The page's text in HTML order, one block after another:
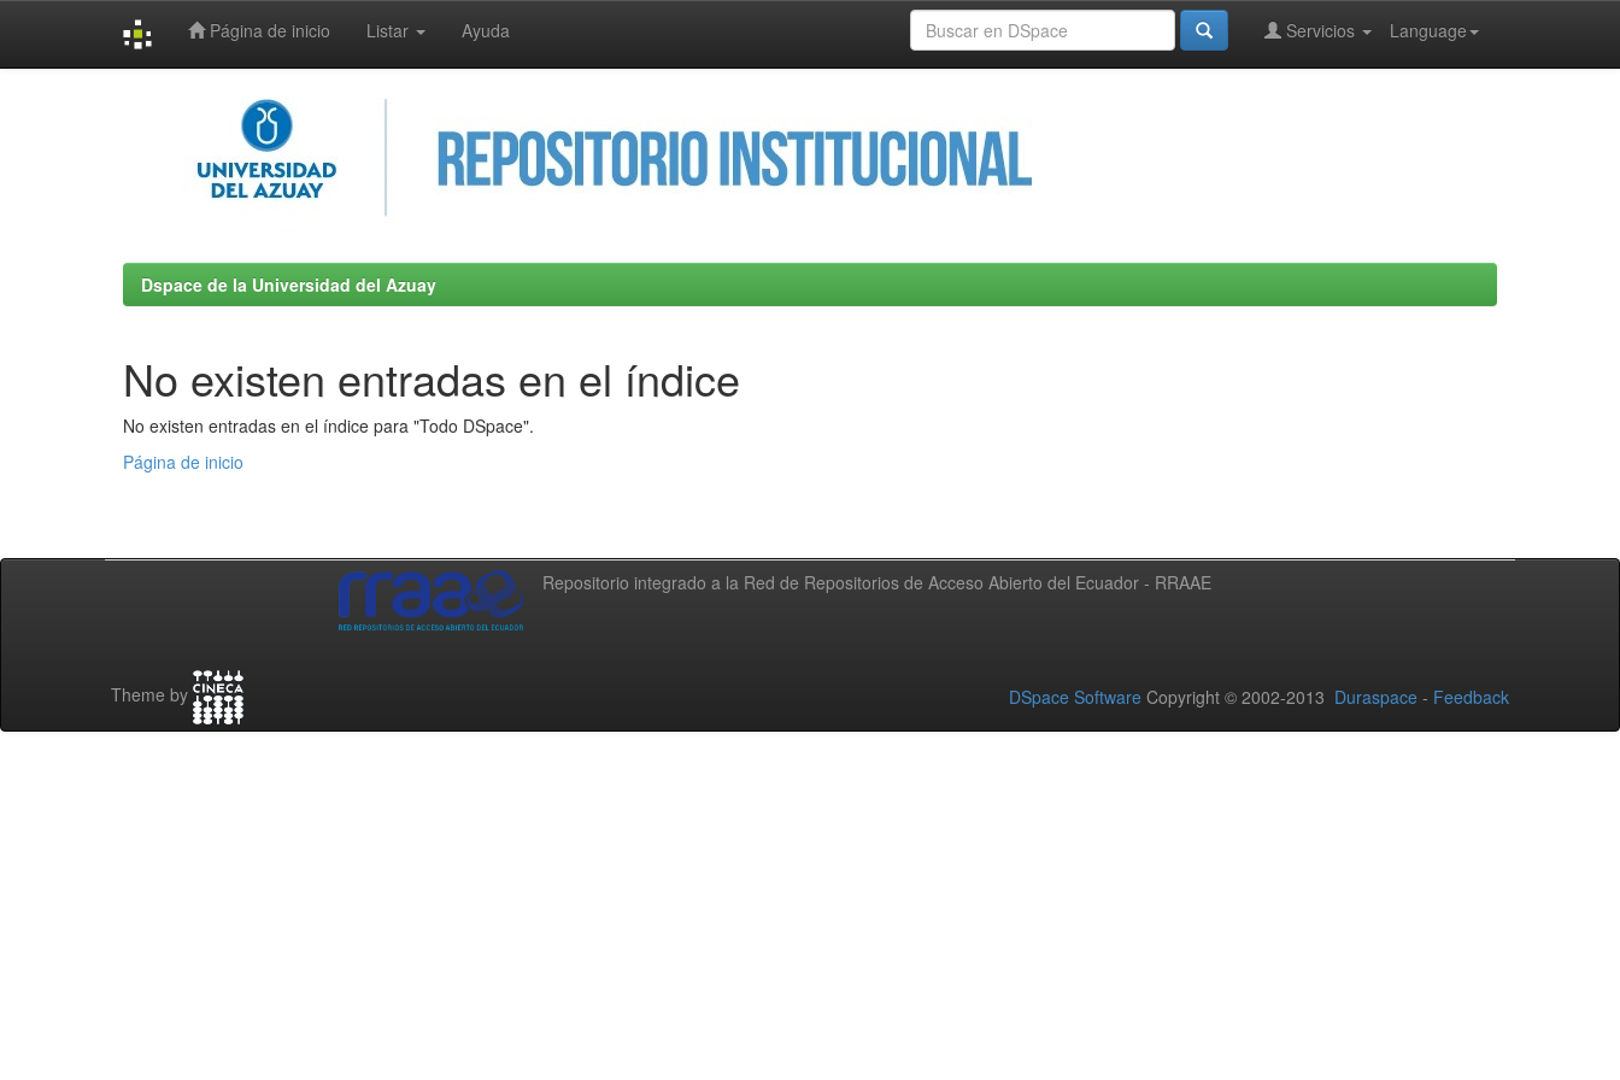
Página de inicio Listar Ayuda Language
Servicios
Dspace de la Universidad del Azuay
No existen entradas en el índice
No existen entradas en el índice para "Todo DSpace".
Página de inicio
Repositorio integrado a la Red de Repositorios de Acceso Abierto del Ecuador - RRAAE
Theme by DSpace Software Copyright © 2002-2013 Duraspace - Feedback